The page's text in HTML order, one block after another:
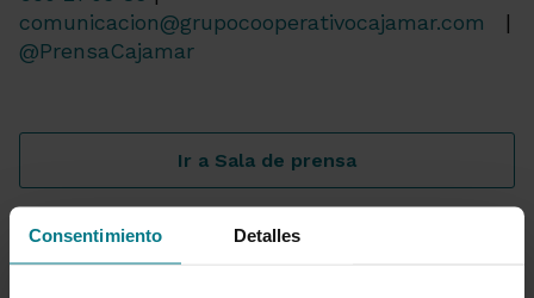
Consentimiento Detalles
comunicacion@grupocooperativocajamar.com |
@PrensaCajamar
Ir a Sala de prensa